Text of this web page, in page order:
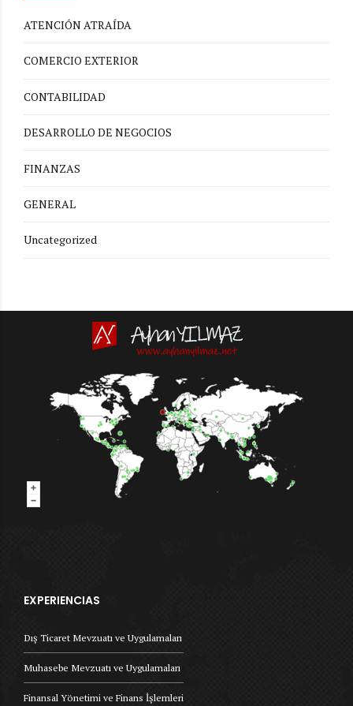
ATENCIÓN ATRAÍDA
COMERCIO EXTERIOR
CONTABILIDAD
DESARROLLO DE NEGOCIOS
FINANZAS
GENERAL
Uncategorized
EXPERIENCIAS
Dış Ticaret Mevzuatı ve Uygulamaları
Muhasebe Mevzuatı ve Uygulamaları
Finansal Yönetimi ve Finans İşlemleri